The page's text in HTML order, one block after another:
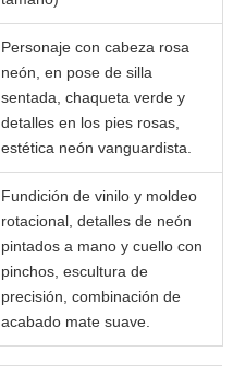
Personaje con cabeza rosa
neón, en pose de silla
sentada, chaqueta verde y
detalles en los pies rosas,
estética neón vanguardista.
Fundición de vinilo y moldeo
rotacional, detalles de neón
pintados a mano y cuello con
pinchos, escultura de
precisión, combinación de
acabado mate suave.